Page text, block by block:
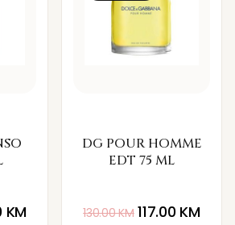
KM
DG POUR HOMME
EDT 75 ML
130.00KM 117.00 KM